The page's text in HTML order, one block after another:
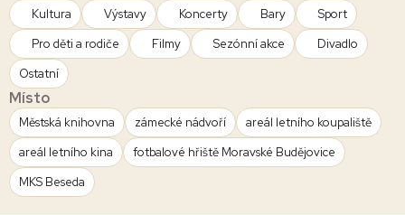
Kultura Výstavy Koncerty Bary
Sport
Pro děti a rodiče
Filmy Sezónní akce
Divadlo
Ostatní
Místo
Městská knihovna zámecké nádvoří
areál letního koupaliště
areál letního kina
fotbalové hřiště Moravské Budějovice
MKS Beseda